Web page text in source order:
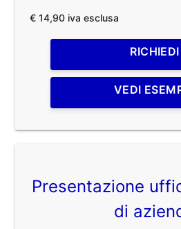
€ 14,90 iva esclusa
RICHIEDI
VEDI
Presentazione
di